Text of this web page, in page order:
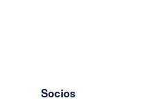
Socios